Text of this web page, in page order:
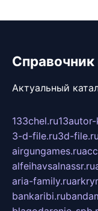
Актуальный
133chel.ru
3-d-file.ru3d-file.ru
airgungames.ru
alfeihavsalnassr.ru
aria-family.ru
bankaribi.ru